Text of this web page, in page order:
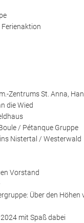
Ferienaktion
Zentrums St. Anna,
die Wied
/ Pétanque Gruppe
Nistertal / Westerwald
Vorstand
Über den Höhen
mit Spaß dabei